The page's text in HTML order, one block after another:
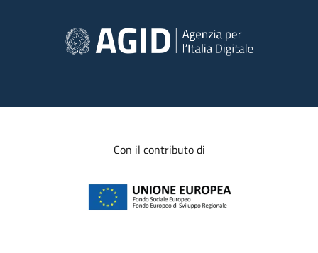
Con il contributo di